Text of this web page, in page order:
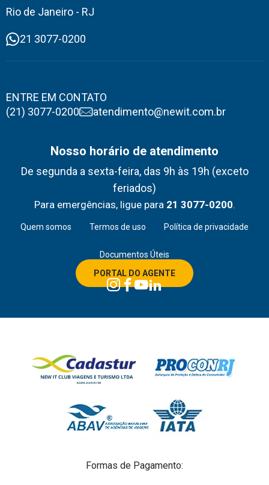
Rio de Janeiro - RJ
21 3077-0200
ENTRE EM CONTATO
(21) 3077-0200
atendimento@newit.com.br
Nosso horário de atendimento
De segunda a sexta-feira, das 9h às 19h (exceto
feriados)
Para emergências, ligue para 21 3077-0200.
Quem somos Termos de uso Política de privacidade
Documentos Úteis
PORTAL DO AGENTE
Formas de Pagamento: